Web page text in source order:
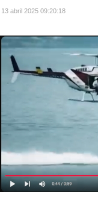
13 abril 2025 09:20:18